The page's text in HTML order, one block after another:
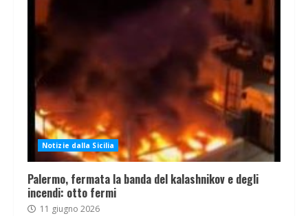
Notizie dalla Sicilia
Palermo, fermata la banda del kalashnikov e degli
incendi: otto fermi
11 giugno 2026